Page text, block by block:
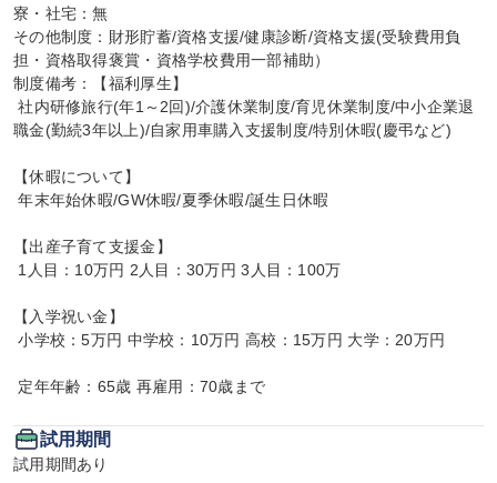
寮・社宅：無
その他制度：財形貯蓄/資格支援/健康診断/資格支援(受験費用負
担・資格取得褒賞・資格学校費用一部補助）
制度備考：【福利厚生】
社内研修旅行(年1～2回)/介護休業制度/育児休業制度/中小企業退
職金(勤続3年以上)/自家用車購入支援制度/特別休暇(慶弔など)
【休暇について】
年末年始休暇/GW休暇/夏季休暇/誕生日休暇
【出産子育て支援金】
【入学祝い金】
小学校：5万円 中学校：10万円 高校：15万円 大学：20万円
定年年齢：65歳 再雇用：70歳まで
試用期間
試用期間あり